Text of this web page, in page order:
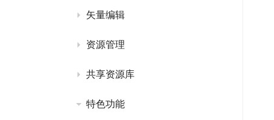
矢量编辑
资源管理
共享资源库
特色功能